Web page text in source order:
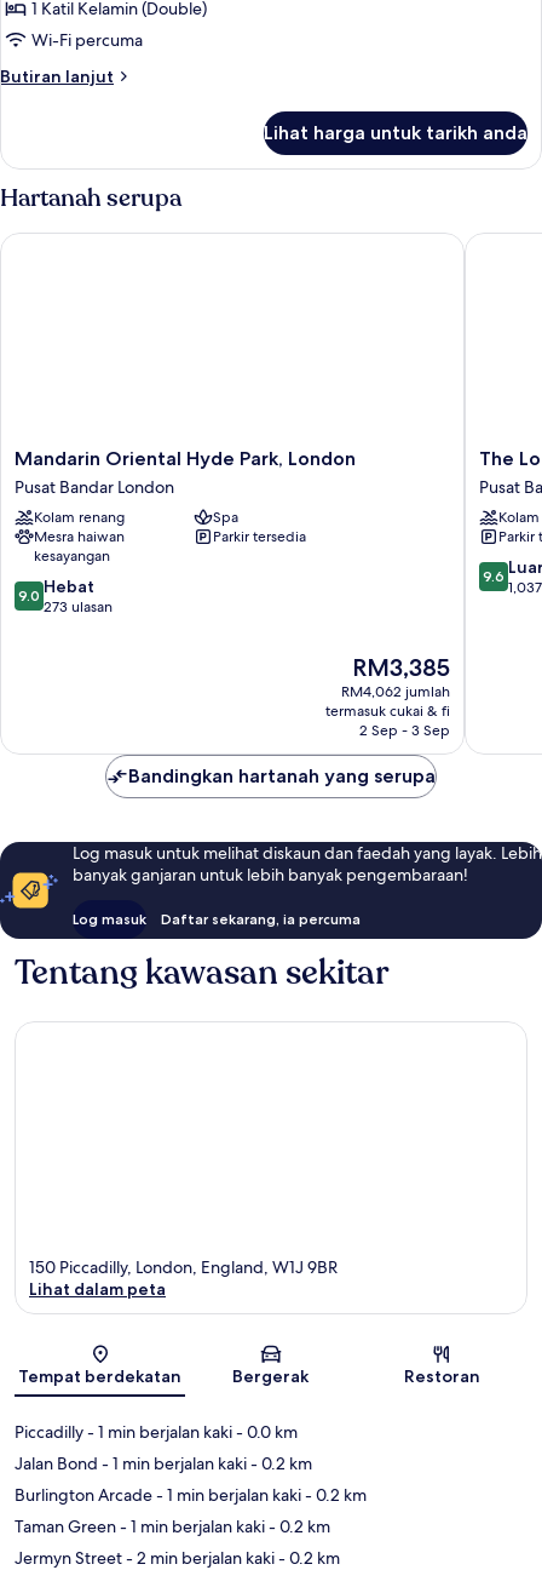
DOUBLE
DELUXE
1 Katil Kelamin (Double)
Wi-Fi percuma
Butiran lanjut
Butiran
DELUXE
Lihat harga untuk tarikh anda
Hartanah serupa
Mandarin
Oriental
Hyde
Park,
London
Pusat
Bandar
London
Mandarin Oriental Hyde Park, London
Pusat Bandar London
Kolam renang
Spa
Mesra haiwan
kesayangan
Parkir tersedia
9.0
daripada
9.0 Hebat
273 ulasan
Harga
ialah
RM3,385
RM3,385
RM4,062 jumlah
termasuk cukai & fi
2 Sep - 3 Sep
Mandarin Oriental Hyde Park, London
The
Pusat
Bandar
London
The
Pusat
Parkir
9.6
9.6
The
Bandingkan hartanah yang serupa
Log masuk untuk melihat diskaun dan faedah yang layak. Lebih
banyak ganjaran untuk lebih banyak pengembaraan!
Log masuk Daftar sekarang, ia percuma
Tentang kawasan sekitar
Peta
150 Piccadilly, London, England, W1J 9BR
Lihat dalam peta
Tempat berdekatan Bergerak Restoran
Piccadilly- 1 min berjalan kaki- 0.0 km
Jalan Bond - 1 min berjalan kaki- 0.2 km
Burlington Arcade- 1 min berjalan kaki- 0.2 km
Taman Green- 1 min berjalan kaki- 0.2 km
Jermyn Street- 2 min berjalan kaki- 0.2 km